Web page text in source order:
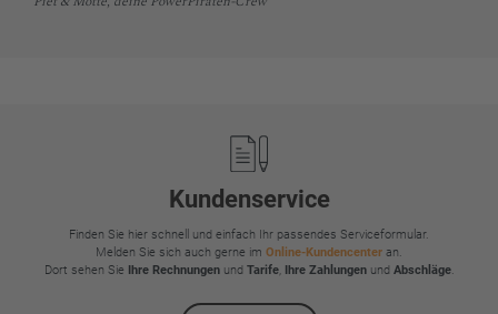
Kundenservice
Finden Sie hier schnell und einfach Ihr passendes Serviceformular.
Melden Sie sich auch gerne im Online-Kundencenter an.
Dort sehen Sie
Ihre Rechnungenund Tarife, Ihre Zahlungenund Abschläge.